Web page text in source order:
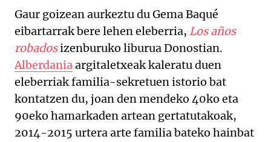
Gaur goizean aurkeztu du Gema Baqué
eibartarrak bere lehen eleberria, Los años
robadosizenburuko liburua Donostian.
Alberdaniaargitaletxeak kaleratu duen
eleberriak familia-sekretuen istorio bat
kontatzen du, joan den mendeko 40ko eta
90eko hamarkaden artean gertatutakoak,
2014-2015 urtera arte familia bateko hainbat